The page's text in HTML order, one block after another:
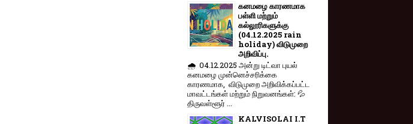
கனமழை காரணமாக
பள்ளி மற்றும்
கல்லூரிகளுக்கு
(04.12.2025 rain
holiday) விடுமுறை
அறிவிப்பு.
🌧️ 04.12.2025 அன்று டிட்வா புயல்
கனமழை முன்னெச்சரிக்கை
காரணமாக, விடுமுறை அறிவிக்கப்பட்ட
மாவட்டங்கள் மற்றும் நிறுவனங்கள்: 💦
திருவள்ளூர் ...
KALVISOLAI I.T